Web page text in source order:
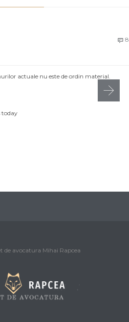
 8
actuale nu este de ordin material.
today
de avocatura Mihai Rapcea